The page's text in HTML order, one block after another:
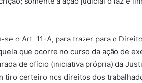
11-A, para trazer para o Direito
que ocorre no curso da ação de
de ofício (iniciativa própria) da
tiro certeiro nos direitos dos